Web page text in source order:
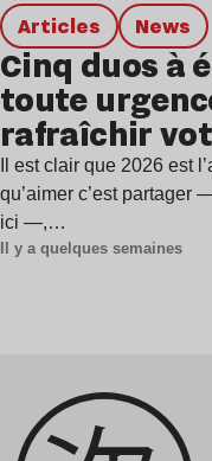
Articles news
Cinq duos à
toute
rafraîchir
estivale
Il est clair que 2026 est
qu’aimer c’est partager
ici —,…
Il y a quelques semaines